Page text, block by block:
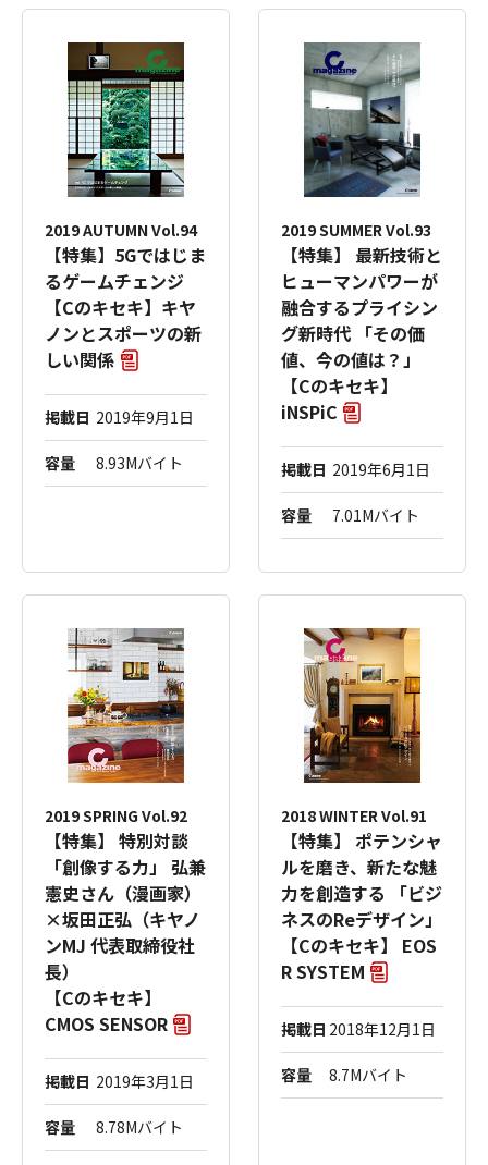
2019 AUTUMN Vol.94
【特集】5Gではじま
るゲームチェンジ
【Cのキセキ】キヤ
ノンとスポーツの新
しい関係
掲載日 2019年9月1日
容量 8.93Mバイト
2019 SUMMER Vol.93
【特集】 最新技術と
ヒューマンパワーが
融合するプライシン
グ新時代 「その価
値、今の値は？」
【Cのキセキ】
iNSPiC
掲載日 2019年6月1日
容量 7.01Mバイト
2019 SPRING Vol.92
【特集】 特別対談
「創像する力」 弘兼
憲史さん（漫画家）
×坂田正弘（キヤノ
ンMJ 代表取締役社
長）
【Cのキセキ】
CMOS SENSOR
掲載日 2019年3月1日
容量 8.78Mバイト
2018 WINTER Vol.91
【特集】 ポテンシャ
ルを磨き、新たな魅
力を創造する 「ビジ
ネスのReデザイン」
【Cのキセキ】 EOS
R SYSTEM
掲載日 2018年12月1日
容量 8.7Mバイト